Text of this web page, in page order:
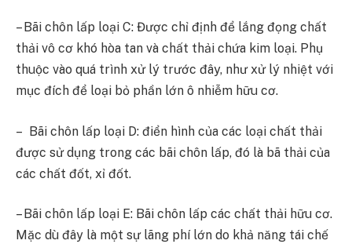
– Bãi chôn lấp loại C: Được chỉ định để lắng đọng chất
thải vô cơ khó hòa tan và chất thải chứa kim loại. Phụ
thuộc vào quá trình xử lý trước đây, như xử lý nhiệt với
mục đích để loại bỏ phần lớn ô nhiễm hữu cơ.
– Bãi chôn lấp loại D: điển hình của các loại chất thải
được sử dụng trong các bãi chôn lấp, đó là bã thải của
các chất đốt, xỉ đốt.
– Bãi chôn lấp loại E: Bãi chôn lấp các chất thải hữu cơ.
Mặc dù đây là một sự lãng phí lớn do khả năng tái chế